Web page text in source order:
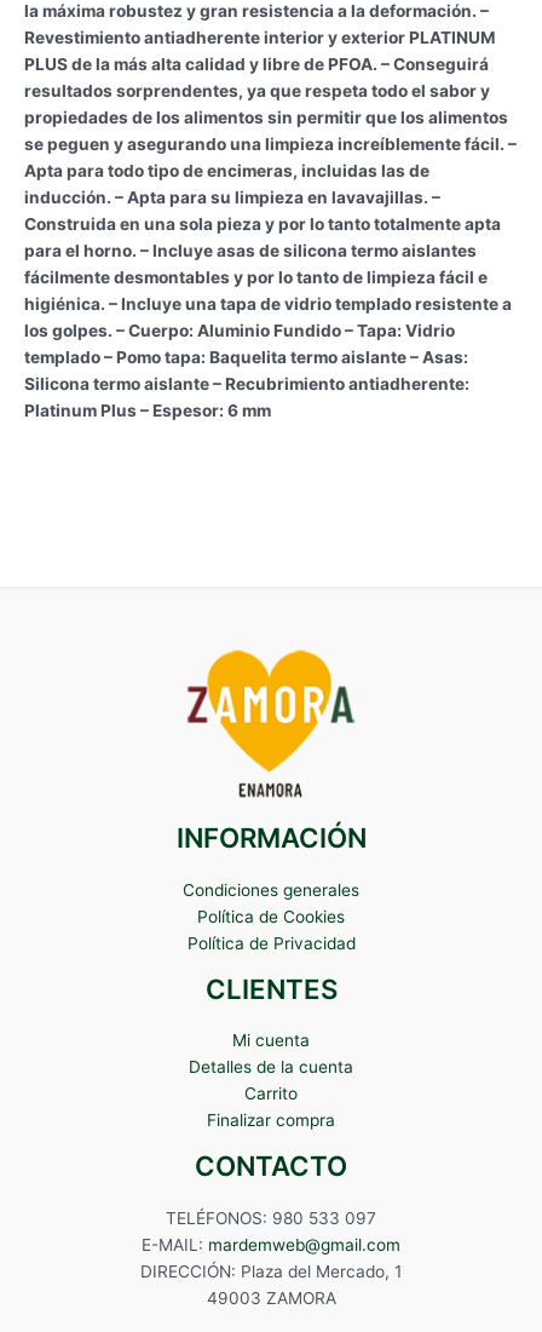
la máxima robustez y gran resistencia a la deformación. –
Revestimiento antiadherente interior y exterior PLATINUM
PLUS de la más alta calidad y libre de PFOA. – Conseguirá
resultados sorprendentes, ya que respeta todo el sabor y
propiedades de los alimentos sin permitir que los alimentos
se peguen y asegurando una limpieza increíblemente fácil. –
Apta para todo tipo de encimeras, incluidas las de
inducción. – Apta para su limpieza en lavavajillas. –
Construida en una sola pieza y por lo tanto totalmente apta
para el horno. – Incluye asas de silicona termo aislantes
fácilmente desmontables y por lo tanto de limpieza fácil e
higiénica. – Incluye una tapa de vidrio templado resistente a
los golpes. – Cuerpo: Aluminio Fundido – Tapa: Vidrio
templado – Pomo tapa: Baquelita termo aislante – Asas:
Silicona termo aislante – Recubrimiento antiadherente:
Platinum Plus – Espesor: 6 mm
INFORMACIÓN
Condiciones generales
Política de Cookies
Política de Privacidad
CLIENTES
Mi cuenta
Detalles de la cuenta
Carrito
Finalizar compra
CONTACTO
TELÉFONOS: 980 533 097
E-MAIL: mardemweb@gmail.com
DIRECCIÓN: Plaza del Mercado, 1
49003 ZAMORA